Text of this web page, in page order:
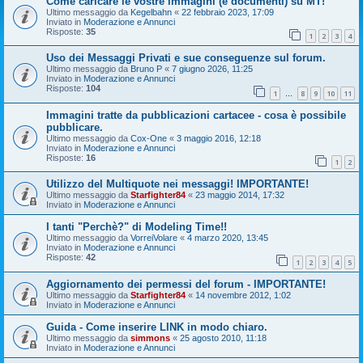
Ultimo messaggio da Kegelbahn « 22 febbraio 2023, 17:09
Inviato in Moderazione e Annunci
Risposte: 35 1 2 3 4
Uso dei Messaggi Privati e sue conseguenze sul forum.
Ultimo messaggio da Bruno P « 7 giugno 2026, 11:25
Inviato in Moderazione e Annunci
Risposte: 104 1 … 8 9 10 11
Immagini tratte da pubblicazioni cartacee - cosa è possibile
pubblicare.
Ultimo messaggio da Cox-One « 3 maggio 2016, 12:18
Inviato in Moderazione e Annunci
Risposte: 16 1 2
Utilizzo del Multiquote nei messaggi! IMPORTANTE!
Ultimo messaggio da Starfighter84 « 23 maggio 2014, 17:32
Inviato in Moderazione e Annunci
I tanti "Perchè?" di Modeling Time!!
Ultimo messaggio da VorreiVolare « 4 marzo 2020, 13:45
Inviato in Moderazione e Annunci
Risposte: 42 1 2 3 4 5
Aggiornamento dei permessi del forum - IMPORTANTE!
Ultimo messaggio da Starfighter84 « 14 novembre 2012, 1:02
Inviato in Moderazione e Annunci
Guida - Come inserire LINK in modo chiaro.
Ultimo messaggio da simmons « 25 agosto 2010, 11:18
Inviato in Moderazione e Annunci